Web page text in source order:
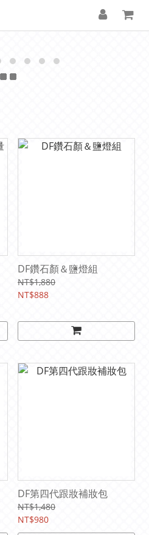
DF鑽石顏＆鹽燈組
NT$1,880
NT$888
DF第四代跟妝補妝包
NT$1,480
NT$980